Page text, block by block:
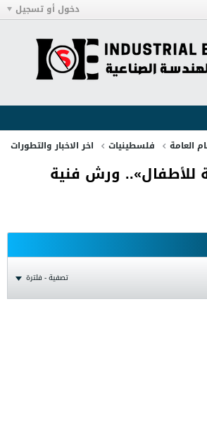
دخول أو تسجيل
العامة فلسطينيات اخر الاخبار والتطورات
للأطفال».. ورش فنية
تصفية - فلترة